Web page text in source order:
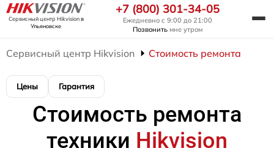
Сервисный центр Hikvisionв
Ульяновске
+7 (800) 301-34-05
Ежедневно с 9:00 до 21:00
Позвонить мне утром
Сервисный центр Hikvision Стоимость ремонта
Цены Гарантия
Стоимость ремонта
техники Hikvision